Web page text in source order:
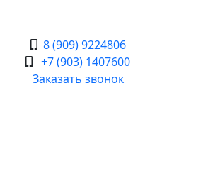
8 (909) 9224806
+7 (903) 1407600
Заказать звонок